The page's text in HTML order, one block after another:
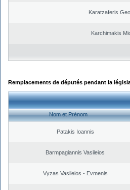
Karatzaferis
Karchimakis
Remplacements de députés pendant la
Nom et Prénom
Patakis Ioannis
Barmpagiannis Vasileios
Vyzas Vasileios - Evmenis